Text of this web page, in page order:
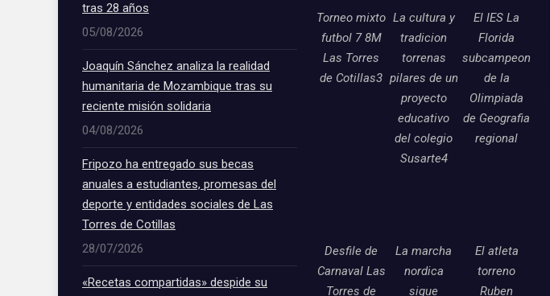
tras 28 años
05/08/2026
Joaquín Sánchez analiza la realidad
humanitaria de Mozambique tras su
reciente misión solidaria
04/08/2026
Fripozo ha entregado sus becas
anuales a estudiantes, promesas del
deporte y entidades sociales de Las
Torres de Cotillas
28/07/2026
«Recetas compartidas» despide su
Torneo mixto
futbol 7 8M
Las Torres
de Cotillas3
La cultura y
tradicion
torrenas
pilares de un
proyecto
educativo
del colegio
Susarte4
El IES La
Florida
subcampeon
de la
Olimpiada
de Geografia
regional
Desfile de
Carnaval Las
Torres de
La marcha
nordica
sigue
El atleta
torreno
Ruben